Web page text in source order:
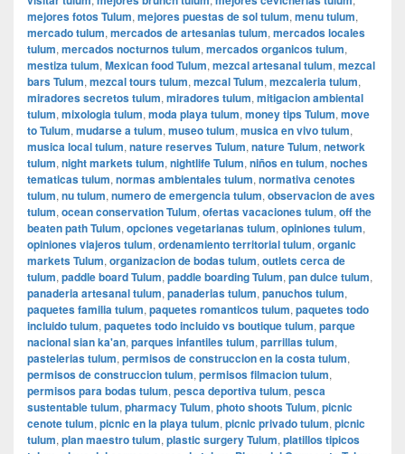
mejores fotos Tulum, mejores puestas de sol tulum, menu tulum,
mercado tulum, mercados de artesanias tulum, mercados locales
tulum, mercados nocturnos tulum, mercados organicos tulum,
mestiza tulum, Mexican food Tulum, mezcal artesanal tulum, mezcal
bars Tulum, mezcal tours tulum, mezcal Tulum, mezcaleria tulum,
miradores secretos tulum, miradores tulum, mitigacion ambiental
tulum, mixologia tulum, moda playa tulum, money tips Tulum, move
to Tulum, mudarse a tulum, museo tulum, musica en vivo tulum,
musica local tulum, nature reserves Tulum, nature Tulum, network
tulum, night markets tulum, nightlife Tulum, niños en tulum, noches
tematicas tulum, normas ambientales tulum, normativa cenotes
tulum, nu tulum, numero de emergencia tulum, observacion de aves
tulum, ocean conservation Tulum, ofertas vacaciones tulum, off the
beaten path Tulum, opciones vegetarianas tulum, opiniones tulum,
opiniones viajeros tulum, ordenamiento territorial tulum, organic
markets Tulum, organizacion de bodas tulum, outlets cerca de
tulum, paddle board Tulum, paddle boarding Tulum, pan dulce tulum,
panaderia artesanal tulum, panaderias tulum, panuchos tulum,
paquetes familia tulum, paquetes romanticos tulum, paquetes todo
incluido tulum, paquetes todo incluido vs boutique tulum, parque
nacional sian ka'an, parques infantiles tulum, parrillas tulum,
pastelerias tulum, permisos de construccion en la costa tulum,
permisos de construccion tulum, permisos filmacion tulum,
permisos para bodas tulum, pesca deportiva tulum, pesca
sustentable tulum, pharmacy Tulum, photo shoots Tulum, picnic
cenote tulum, picnic en la playa tulum, picnic privado tulum, picnic
tulum, plan maestro tulum, plastic surgery Tulum, platillos tipicos